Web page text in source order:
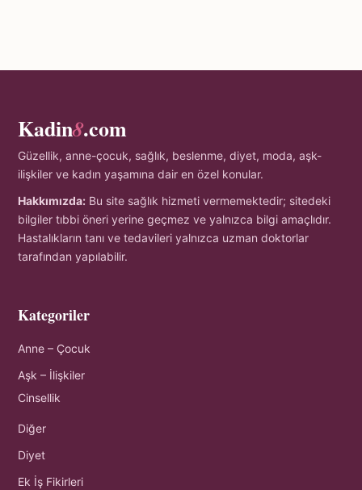
Kadin8.com
Güzellik, anne-çocuk, sağlık, beslenme, diyet, moda, aşk-
ilişkiler ve kadın yaşamına dair en özel konular.
Hakkımızda: Bu site sağlık hizmeti vermemektedir; sitedeki
bilgiler tıbbi öneri yerine geçmez ve yalnızca bilgi amaçlıdır.
Hastalıkların tanı ve tedavileri yalnızca uzman doktorlar
tarafından yapılabilir.
Kategoriler
Anne – Çocuk
Aşk – İlişkiler
Cinsellik
Diğer
Diyet
Ek İş Fikirleri